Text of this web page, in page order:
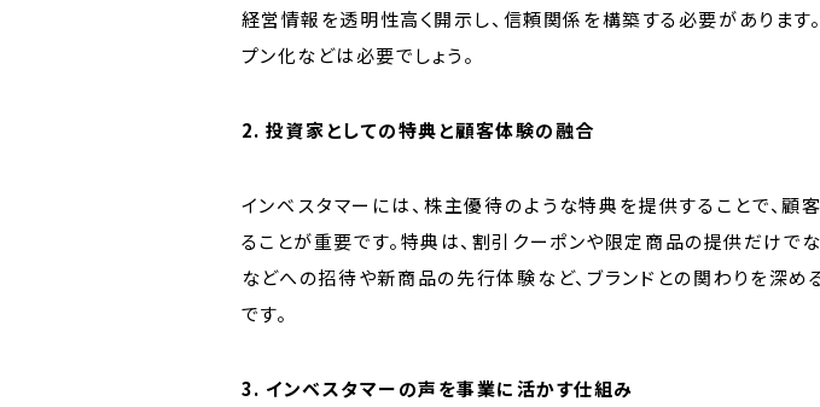
経営情報を透明性高く開示し、信頼関係を構築する必要があります
プン化などは必要でしょう。
2. 投資家としての特典と顧客体験の融合
インベスタマーには、株主優待のような特典を提供することで、顧
ることが重要です。特典は、割引クーポンや限定商品の提供だけでな
などへの招待や新商品の先行体験など、ブランドとの関わりを深め
です。
3. インベスタマーの声を事業に活かす仕組み